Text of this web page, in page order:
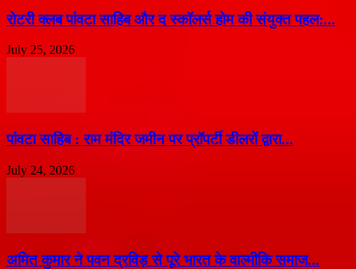
​रोटरी क्लब पांवटा साहिब और द स्कॉलर्स होम की संयुक्त पहल:...
July 25, 2026
पांवटा साहिब : राम मंदिर जमीन पर प्रॉपर्टी डीलरों द्वारा...
July 24, 2026
अमित कुमार ने पवन द्रविड़ से पूरे भारत के वाल्मीकि समाज...